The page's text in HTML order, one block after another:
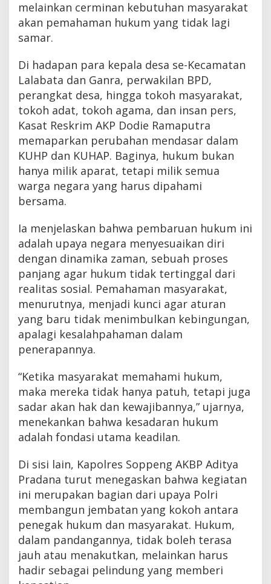
melainkan cerminan kebutuhan masyarakat
akan pemahaman hukum yang tidak lagi
samar.
Di hadapan para kepala desa se-Kecamatan
Lalabata dan Ganra, perwakilan BPD,
perangkat desa, hingga tokoh masyarakat,
tokoh adat, tokoh agama, dan insan pers,
Kasat Reskrim AKP Dodie Ramaputra
memaparkan perubahan mendasar dalam
KUHP dan KUHAP. Baginya, hukum bukan
hanya milik aparat, tetapi milik semua
warga negara yang harus dipahami
bersama.
Ia menjelaskan bahwa pembaruan hukum ini
adalah upaya negara menyesuaikan diri
dengan dinamika zaman, sebuah proses
panjang agar hukum tidak tertinggal dari
realitas sosial. Pemahaman masyarakat,
menurutnya, menjadi kunci agar aturan
yang baru tidak menimbulkan kebingungan,
apalagi kesalahpahaman dalam
penerapannya.
“Ketika masyarakat memahami hukum,
maka mereka tidak hanya patuh, tetapi juga
sadar akan hak dan kewajibannya,” ujarnya,
menekankan bahwa kesadaran hukum
adalah fondasi utama keadilan.
Di sisi lain, Kapolres Soppeng AKBP Aditya
Pradana turut menegaskan bahwa kegiatan
ini merupakan bagian dari upaya Polri
membangun jembatan yang kokoh antara
penegak hukum dan masyarakat. Hukum,
dalam pandangannya, tidak boleh terasa
jauh atau menakutkan, melainkan harus
hadir sebagai pelindung yang memberi